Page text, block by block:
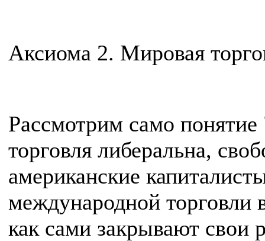
Аксиома 2. Мировая
Рассмотрим само
торговля либеральна,
американские
международной
как сами закрывают свои